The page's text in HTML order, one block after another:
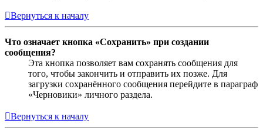
Вернуться к началу
Что означает кнопка «Сохранить» при создании
сообщения?
Эта кнопка позволяет вам сохранять сообщения для
того, чтобы закончить и отправить их позже. Для
загрузки сохранённого сообщения перейдите в параграф
«Черновики» личного раздела.
Вернуться к началу